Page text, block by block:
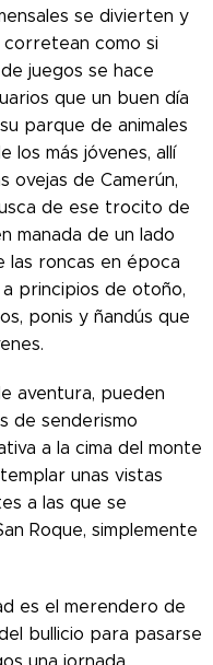
se divierten y
corretean como si
juegos se hace
que un buen día
parque de animales
los más jóvenes, allí
ovejas de Camerún,
de ese trocito de
manada de un lado
las roncas en época
principios de otoño,
ponis y ñandús que
aventura, pueden
de senderismo
a la cima del monte
unas vistas
a las que se
Roque, simplemente
es el merendero de
bullicio para pasarse